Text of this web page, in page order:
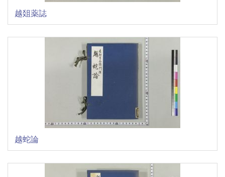
越爼薬誌
越蛇論